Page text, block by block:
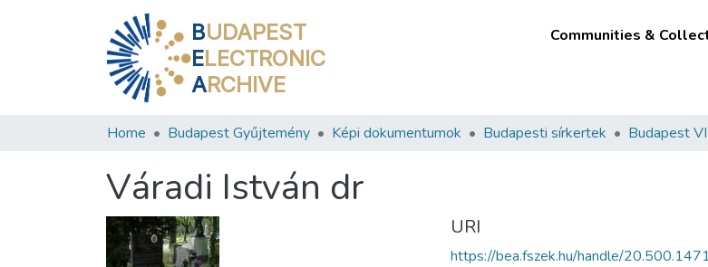
BUDAPEST
ELECTRONIC
ARCHIVE
Communities &
Home Budapest Gyűjtemény Képi dokumentumok Budapesti sírkertek
Váradi István dr
URI
https://bea.fszek.hu/handle/